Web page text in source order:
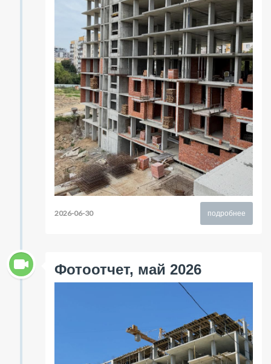
подробнее
2026-06-30
Фотоотчет, май 2026